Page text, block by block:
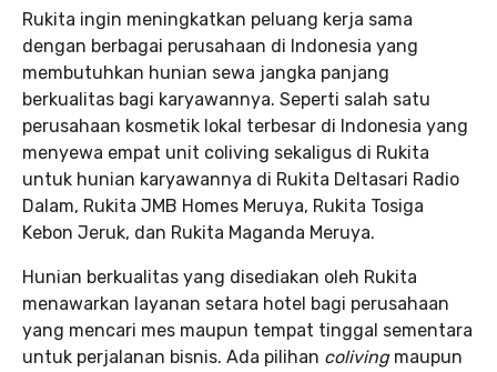
Rukita ingin meningkatkan peluang kerja sama
dengan berbagai perusahaan di Indonesia yang
membutuhkan hunian sewa jangka panjang
berkualitas bagi karyawannya. Seperti salah satu
perusahaan kosmetik lokal terbesar di Indonesia yang
menyewa empat unit coliving sekaligus di Rukita
untuk hunian karyawannya di Rukita Deltasari Radio
Dalam, Rukita JMB Homes Meruya, Rukita Tosiga
Kebon Jeruk, dan Rukita Maganda Meruya.
Hunian berkualitas yang disediakan oleh Rukita
menawarkan layanan setara hotel bagi perusahaan
yang mencari mes maupun tempat tinggal sementara
untuk perjalanan bisnis. Ada pilihan colivingmaupun